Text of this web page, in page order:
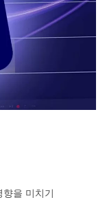
을 미치기